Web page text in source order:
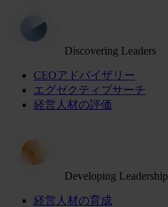
Discovering Leaders
CEOアドバイザリー
エグゼクティブサーチ
経営人材の評価
Developing Leadership
経営人材の育成